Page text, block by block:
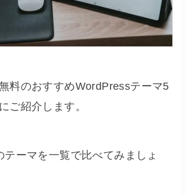
料のおすすめWordPressテーマ5
ご紹介します。
テーマを一覧で比べてみましょ